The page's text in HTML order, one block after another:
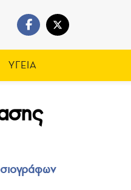
ΥΓΕΙΑ